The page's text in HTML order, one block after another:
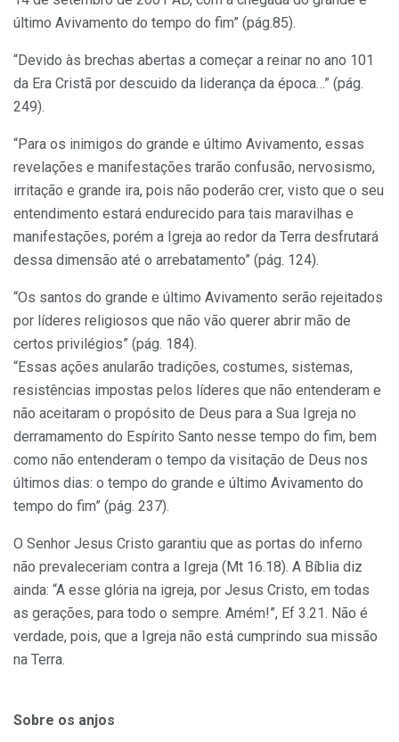
último Avivamento do tempo do fim” (pág.85).
“Devido às brechas abertas a começar a reinar no ano 101
da Era Cristã por descuido da liderança da época…” (pág.
249).
“Para os inimigos do grande e último Avivamento, essas
revelações e manifestações trarão confusão, nervosismo,
irritação e grande ira, pois não poderão crer, visto que o seu
entendimento estará endurecido para tais maravilhas e
manifestações, porém a Igreja ao redor da Terra desfrutará
dessa dimensão até o arrebatamento” (pág. 124).
“Os santos do grande e último Avivamento serão rejeitados
por líderes religiosos que não vão querer abrir mão de
certos privilégios” (pág. 184).
“Essas ações anularão tradições, costumes, sistemas,
resistências impostas pelos líderes que não entenderam e
não aceitaram o propósito de Deus para a Sua Igreja no
derramamento do Espírito Santo nesse tempo do fim, bem
como não entenderam o tempo da visitação de Deus nos
últimos dias: o tempo do grande e último Avivamento do
tempo do fim” (pág. 237).
O Senhor Jesus Cristo garantiu que as portas do inferno
não prevaleceriam contra a Igreja (Mt 16.18). A Bíblia diz
ainda: “A esse glória na igreja, por Jesus Cristo, em todas
as gerações, para todo o sempre. Amém!”, Ef 3.21. Não é
verdade, pois, que a Igreja não está cumprindo sua missão
na Terra.
Sobre os anjos